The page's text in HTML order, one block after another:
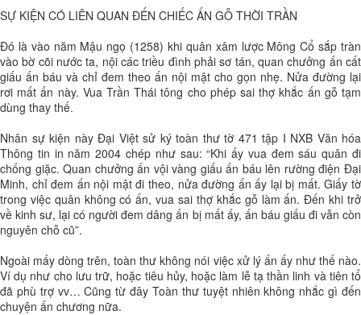
SỰ KIỆN CÓ LIÊN QUAN ĐẾN CHIẾC ẤN GỖ THỜI TRẦN
Đó là vào năm Mậu ngọ (1258) khi quân xâm lược Mông Cổ sắp tràn
vào bờ cõi nước ta, nội các triều đình phải sơ tán, quan chưởng ấn cất
giấu ấn báu và chỉ đem theo ấn nội mật cho gọn nhẹ. Nửa đường lại
rơi mất ấn này. Vua Trần Thái tông cho phép sai thợ khắc ấn gỗ tạm
dùng thay thế.
Nhân sự kiện này Đại Việt sử ký toàn thư tờ 471 tập I NXB Văn hóa
Thông tin in năm 2004 chép như sau: “Khi ấy vua đem sáu quân đi
chống giặc. Quan chưởng ấn vội vàng giấu ấn báu lên rường điện Đại
Minh, chỉ đem ấn nội mật đi theo, nửa đường ấn ấy lại bị mất. Giấy tờ
trong việc quân không có ấn, vua sai thợ khắc gỗ làm ấn. Đến khi trở
về kinh sư, lại có người đem dâng ấn bị mất ấy, ấn báu giấu đi vẫn còn
nguyên chỗ cũ”.
Ngoài mấy dòng trên, toàn thư không nói việc xử lý ấn ấy như thế nào.
Ví dụ như cho lưu trữ, hoặc tiêu hủy, hoặc làm lễ tạ thần linh và tiên tổ
đã phù trợ vv… Cũng từ đây Toàn thư tuyệt nhiên không nhắc gì đến
chuyện ấn chương nữa.